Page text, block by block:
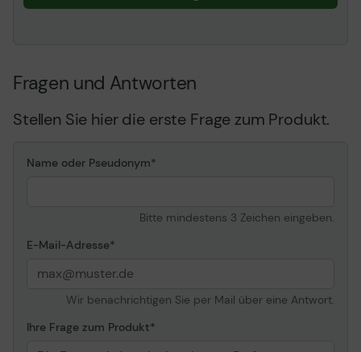
Fragen und Antworten
Stellen Sie hier die erste Frage zum Produkt.
Name oder Pseudonym
Bitte mindestens 3 Zeichen eingeben.
E-Mail-Adresse
Wir benachrichtigen Sie per Mail über eine Antwort.
Ihre Frage zum Produkt